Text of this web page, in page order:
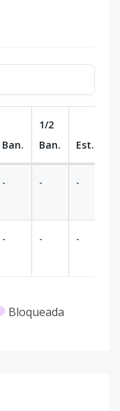
Ban.
1/2
Ban.
Est.
- - -
- - -
Bloqueada